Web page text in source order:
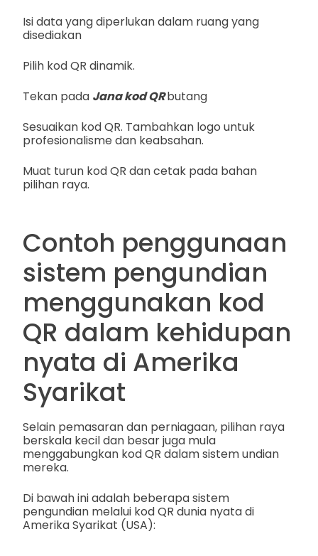
Isi data yang diperlukan dalam ruang yang
disediakan
Pilih kod QR dinamik.
Tekan pada Jana kod QRbutang
Sesuaikan kod QR. Tambahkan logo untuk
profesionalisme dan keabsahan.
Muat turun kod QR dan cetak pada bahan
pilihan raya.
Contoh penggunaan
sistem pengundian
menggunakan kod
QR dalam kehidupan
nyata di Amerika
Syarikat
Selain pemasaran dan perniagaan, pilihan raya
berskala kecil dan besar juga mula
menggabungkan kod QR dalam sistem undian
mereka.
Di bawah ini adalah beberapa sistem
pengundian melalui kod QR dunia nyata di
Amerika Syarikat (USA):